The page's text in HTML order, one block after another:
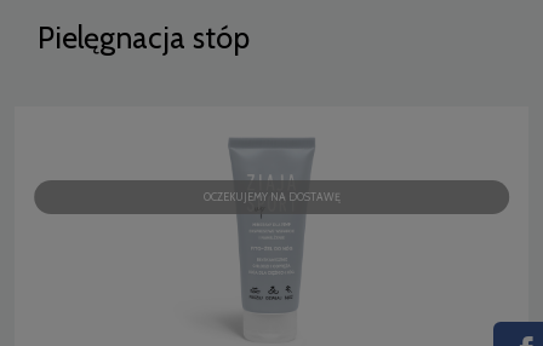
Pielęgnacja stóp
OCZEKUJEMY NA DOSTAWĘ